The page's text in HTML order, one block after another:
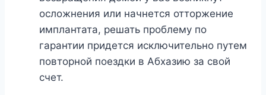
осложнения или начнется отторжение
имплантата, решать проблему по
гарантии придется исключительно путем
повторной поездки в Абхазию за свой
счет.